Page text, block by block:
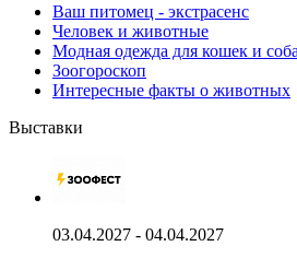
Ваш питомец - экстрасенс
Человек и животные
Модная одежда для кошек и
Зоогороскоп
Интересные факты о животных
Выставки
03.04.2027 - 04.04.2027